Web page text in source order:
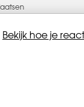
Bekijk hoe je